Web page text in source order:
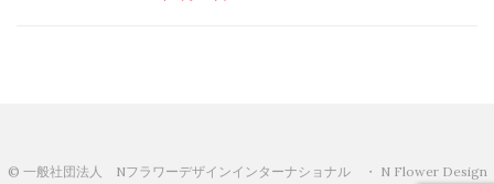
© 一般社団法人 Nフラワーデザインインターナショナル ・ N Flower Design